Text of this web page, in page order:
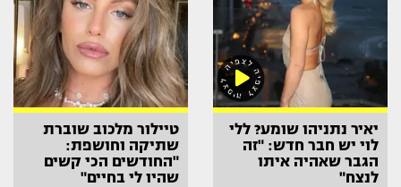
יאיר נתניהו שומע? ללי
לוי יש חבר חדש: "זה
הגבר שאהיה איתו
לנצח"
טיילור מלכוב שוברת
שתיקה וחושפת:
"החודשים הכי קשים
שהיו לי בחיים"